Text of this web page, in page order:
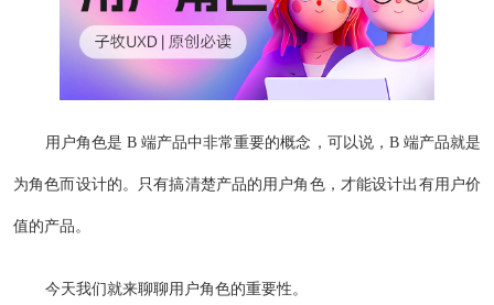
用户角色是 B 端产品中非常重要的概念，可以说，B 端产品就是
为角色而设计的。只有搞清楚产品的用户角色，才能设计出有用户价
值的产品。
今天我们就来聊聊用户角色的重要性。